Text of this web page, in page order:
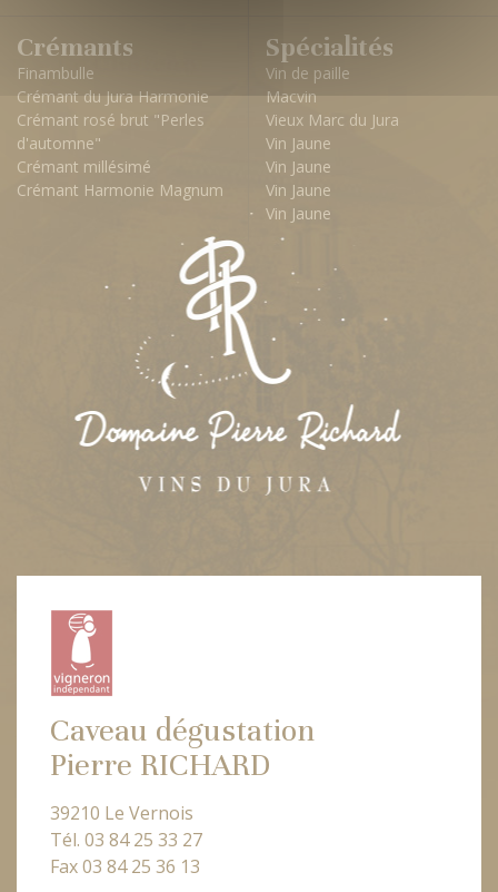
Crémants
Finambulle
Crémant du Jura Harmonie
Crémant rosé brut "Perles
d'automne"
Crémant millésimé
Crémant Harmonie Magnum
Spécialités
Vin de paille
Macvin
Vieux Marc du Jura
Vin Jaune
Vin Jaune
Vin Jaune
Vin Jaune
Caveau dégustation
Pierre RICHARD
39210 Le Vernois
Tél. 03 84 25 33 27
Fax 03 84 25 36 13